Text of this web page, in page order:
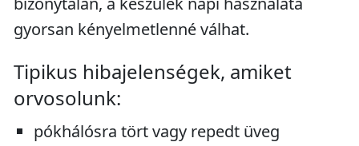
gyorsan kényelmetlenné válhat.
Tipikus hibajelenségek, amiket
orvosolunk:
pókhálósra tört vagy repedt üveg